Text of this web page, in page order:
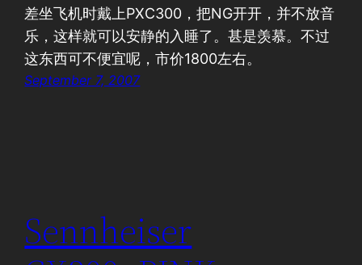
差坐飞机时戴上PXC300，把NG开开，并不放音
乐，这样就可以安静的入睡了。甚是羡慕。不过
这东西可不便宜呢，市价1800左右。
September 7, 2007
Sennheiser